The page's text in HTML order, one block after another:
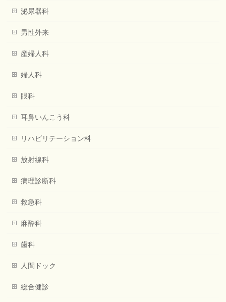
泌尿器科
男性外来
産婦人科
婦人科
眼科
耳鼻いんこう科
リハビリテーション科
放射線科
病理診断科
救急科
麻酔科
歯科
人間ドック
総合健診